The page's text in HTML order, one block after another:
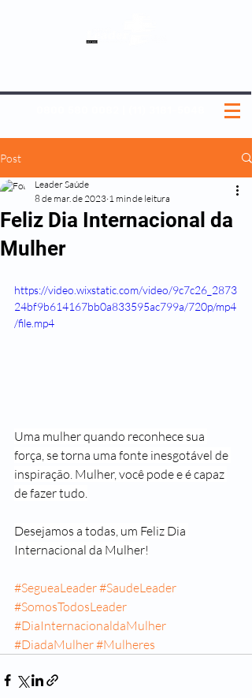
Post
Feliz Dia Internacional da
Mulher
Leader Saúde
8 de mar. de 2023 1 min de leitura
https://video.wixstatic.com/video/9c7c26_2873
24bf9b614167bb0a833595ac799a/720p/mp4
/file.mp4
Uma mulher quando reconhece sua
força, se torna uma fonte inesgotável de
inspiração. Mulher, você pode e é capaz
de fazer tudo.
Desejamos a todas, um Feliz Dia
Internacional da Mulher!
#SegueaLeader#SaudeLeader
#SomosTodosLeader
#DiaInternacionaldaMulher
#DiadaMulher#Mulheres